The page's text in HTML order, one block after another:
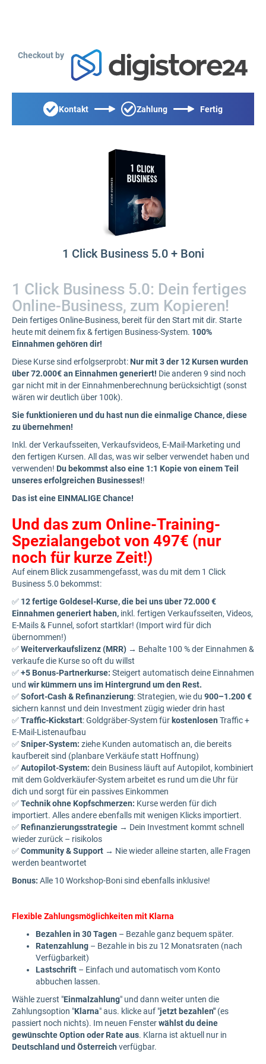
Checkout by
Kontakt Zahlung Fertig
1 Click Business 5.0 + Boni
1 Click Business 5.0: Dein fertiges
Online-Business, zum Kopieren!
Dein fertiges Online-Business, bereit für den Start mit dir. Starte
heute mit deinem fix & fertigen Business-System. 100%
Einnahmen gehören dir!
Diese Kurse sind erfolgserprobt: Nur mit 3 der 12 Kursen wurden
über 72.000€ an Einnahmen generiert! Die anderen 9 sind noch
gar nicht mit in der Einnahmenberechnung berücksichtigt (sonst
wären wir deutlich über 100k).
Sie funktionieren und du hast nun die einmalige Chance, diese
zu übernehmen!
Inkl. der Verkaufsseiten, Verkaufsvideos, E-Mail-Marketing und
den fertigen Kursen. All das, was wir selber verwendet haben und
verwenden! Du bekommst also eine 1:1 Kopie von einem Teil
unseres erfolgreichen Businesses!!
Das ist eine EINMALIGE Chance!
Und das zum Online-Training-
Spezialangebot von 497€ (nur
noch für kurze Zeit!)
Auf einem Blick zusammengefasst, was du mit dem 1 Click
Business 5.0 bekommst:
✅ 12 fertige Goldesel-Kurse, die bei uns über 72.000 €
Einnahmen generiert haben, inkl. fertigen Verkaufsseiten, Videos,
E-Mails & Funnel, sofort startklar! (Import wird für dich
übernommen!)
✅Weiterverkaufslizenz (MRR) → Behalte 100 % der Einnahmen &
verkaufe die Kurse so oft du willst
✅+5 Bonus-Partnerkurse: Steigert automatisch deine Einnahmen
und wir kümmern uns im Hintergrund um den Rest.
✅Sofort-Cash & Refinanzierung: Strategien, wie du 900–1.200 €
sichern kannst und dein Investment zügig wieder drin hast
✅Traffic-Kickstart: Goldgräber-System für kostenlosen Traffic +
E-Mail-Listenaufbau
✅Sniper-System: ziehe Kunden automatisch an, die bereits
kaufbereit sind (planbare Verkäufe statt Hoffnung)
✅Autopilot-System: dein Business läuft auf Autopilot, kombiniert
mit dem Goldverkäufer-System arbeitet es rund um die Uhr für
dich und sorgt für ein passives Einkommen
✅Technik ohne Kopfschmerzen: Kurse werden für dich
importiert. Alles andere ebenfalls mit wenigen Klicks importiert.
✅ Refinanzierungsstrategie → Dein Investment kommt schnell
wieder zurück – risikolos
✅Community & Support → Nie wieder alleine starten, alle Fragen
werden beantwortet
Bonus: Alle 10 Workshop-Boni sind ebenfalls inklusive!
Flexible Zahlungsmöglichkeiten mit Klarna
Bezahlen in 30 Tagen – Bezahle ganz bequem später.
Ratenzahlung – Bezahle in bis zu 12 Monatsraten (nach
Verfügbarkeit)
Lastschrift – Einfach und automatisch vom Konto
abbuchen lassen.
Wähle zuerst "Einmalzahlung" und dann weiter unten die
Zahlungsoption "Klarna" aus. klicke auf "jetzt bezahlen" (es
passiert noch nichts). Im neuen Fensterwählst du deine
gewünschte Option oder Rate aus. Klarna ist aktuell nur in
Deutschland und Österreich verfügbar.